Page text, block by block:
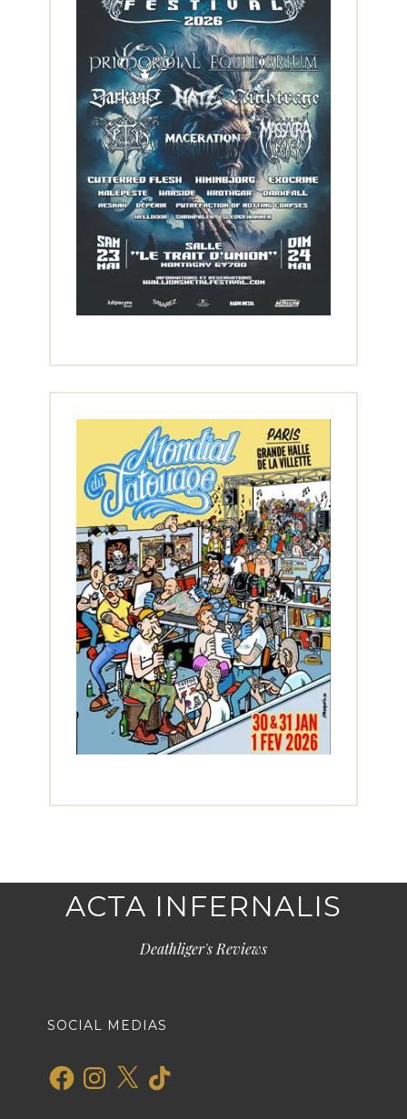
ACTA INFERNALIS
Deathliger's Reviews
SOCIAL MEDIAS
FacebookInstagram
X TikTok